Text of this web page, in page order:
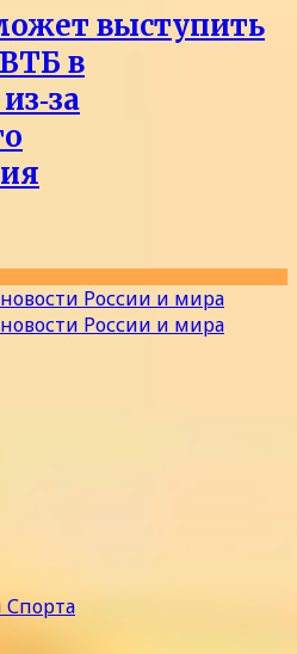
выступить
в